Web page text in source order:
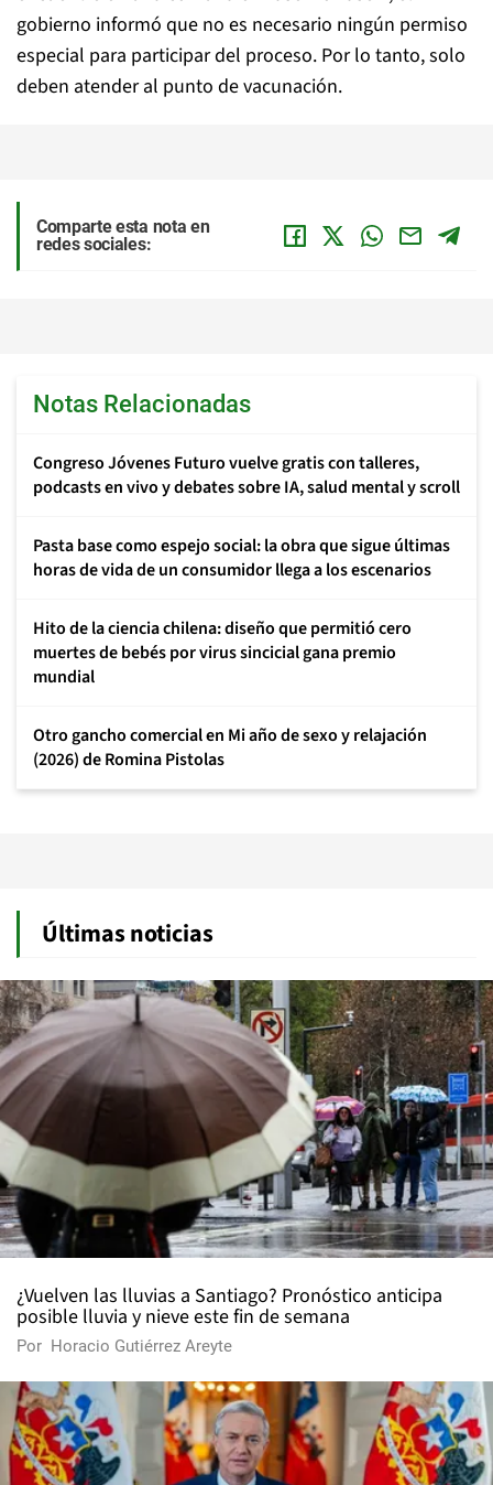
gobierno informó que no es necesario ningún permiso
especial para participar del proceso. Por lo tanto, solo
deben atender al punto de vacunación.
Comparte esta nota en
redes sociales:
Notas Relacionadas
Congreso Jóvenes Futuro vuelve gratis con talleres,
podcasts en vivo y debates sobre IA, salud mental y scroll
Pasta base como espejo social: la obra que sigue últimas
horas de vida de un consumidor llega a los escenarios
Hito de la ciencia chilena: diseño que permitió cero
muertes de bebés por virus sincicial gana premio
mundial
Otro gancho comercial en Mi año de sexo y relajación
(2026) de Romina Pistolas
Últimas noticias
¿Vuelven las lluvias a Santiago? Pronóstico anticipa
posible lluvia y nieve este fin de semana
Por Horacio Gutiérrez Areyte